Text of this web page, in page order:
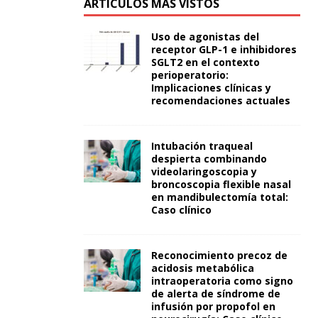
ARTÍCULOS MÁS VISTOS
Uso de agonistas del
receptor GLP-1 e inhibidores
SGLT2 en el contexto
perioperatorio:
Implicaciones clínicas y
recomendaciones actuales
Intubación traqueal
despierta combinando
videolaringoscopia y
broncoscopia flexible nasal
en mandibulectomía total:
Caso clínico
Reconocimiento precoz de
acidosis metabólica
intraoperatoria como signo
de alerta de síndrome de
infusión por propofol en